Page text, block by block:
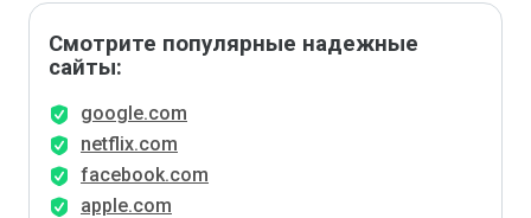
Смотрите популярные надежные
сайты:
google.com
netflix.com
facebook.com
apple.com